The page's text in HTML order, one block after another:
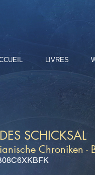
LIVRES
SCHICKSAL
Chroniken -